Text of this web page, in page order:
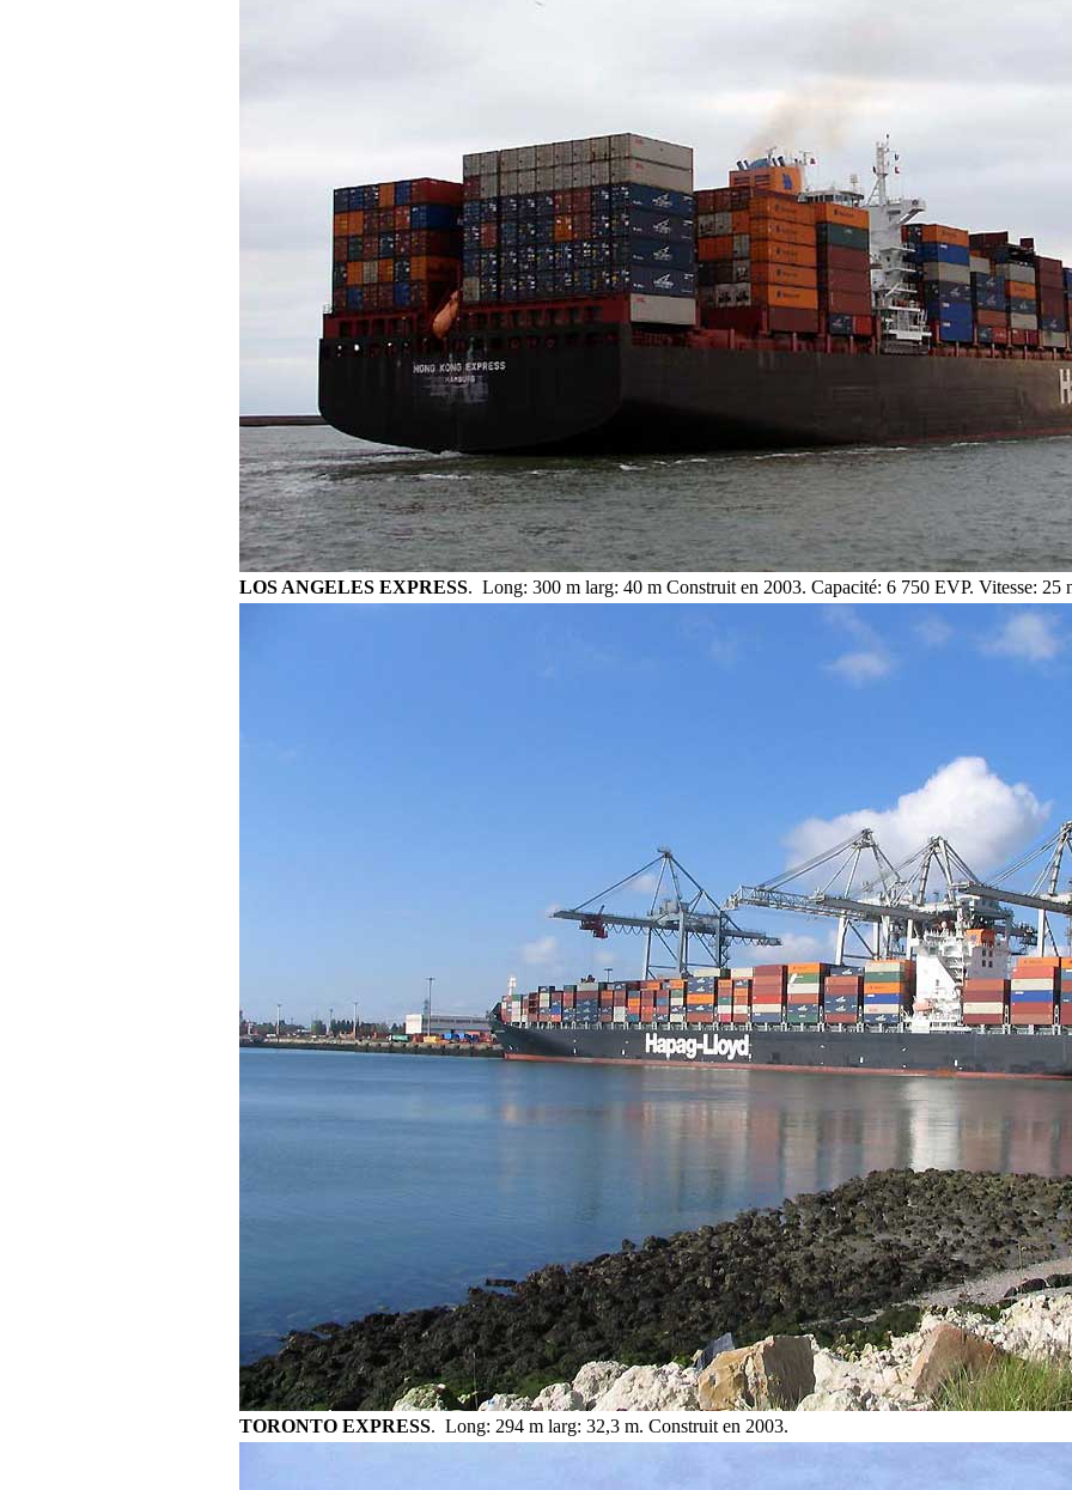
LOS ANGELES EXPRESS. Long: 300 m larg: 40 m Construit en 2003. Capacité: 6 750 EVP. Vitesse: 25
TORONTO EXPRESS. Long: 294 m larg: 32,3 m. Construit en 2003.